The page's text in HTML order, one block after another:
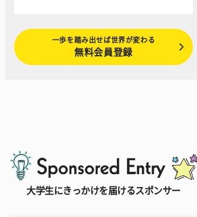
一歩を踏み出せば世界が変わる
無料会員登録
大学生にきっかけを届けるスポンサー